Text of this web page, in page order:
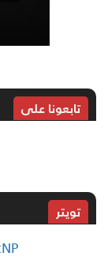
تابعونا على
تويتر